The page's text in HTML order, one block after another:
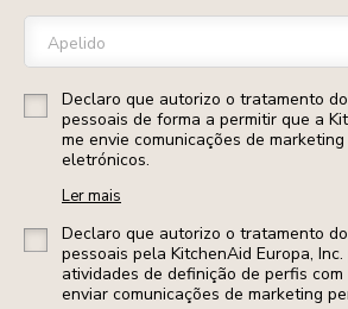
Apelido
Declaro que autorizo o tratamento
pessoais de forma a permitir que a
me envie comunicações de
eletrónicos.
Ler mais
Declaro que autorizo o tratamento
pessoais pela KitchenAid Europa,
atividades de definição de perfis
enviar comunicações de marketing